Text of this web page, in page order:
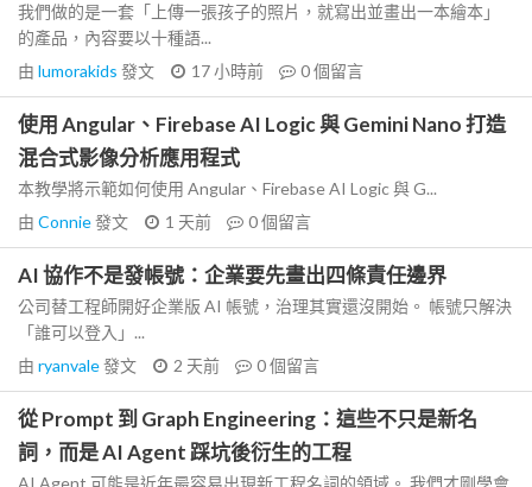
我們做的是一套「上傳一張孩子的照片，就寫出並畫出一本繪本」
的產品，內容要以十種語...
由 lumorakids 發文 17 小時前 0個留言
使用 Angular、Firebase AI Logic 與 Gemini Nano 打造
混合式影像分析應用程式
本教學將示範如何使用 Angular、Firebase AI Logic 與 G...
由 Connie發文 1 天前 0個留言
AI 協作不是發帳號：企業要先畫出四條責任邊界
公司替工程師開好企業版 AI 帳號，治理其實還沒開始。 帳號只解決
「誰可以登入」...
由 ryanvale發文 2 天前 0個留言
從 Prompt 到 Graph Engineering：這些不只是新名
詞，而是 AI Agent 踩坑後衍生的工程
AI Agent 可能是近年最容易出現新工程名詞的領域。 我們才剛學會